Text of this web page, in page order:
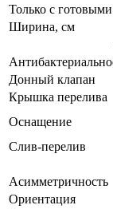
Только с
Ширина, см
Донный клапан
Крышка перелива
Оснащение
Слив-перелив
Асимметричность
Ориентация